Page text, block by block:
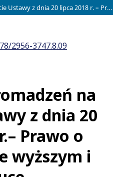
Wolność zgromadzeń na gruncie Ustawy z dnia 20 lipca 2018 r. – Prawo o szkolnictwie wyższym i nauce